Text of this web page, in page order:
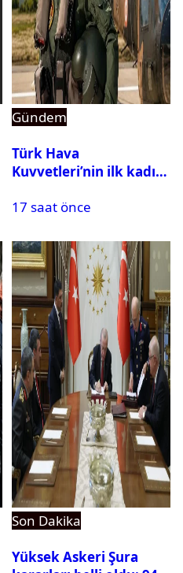
Gündem
Türk Hava
Kuvvetleri’nin ilk kadın
Karapınar hakkında
ortaya çıktı
17 saat önce
Son Dakika
Yüksek Askeri Şura